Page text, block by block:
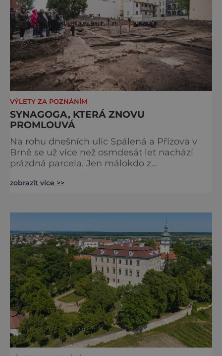
VÝLETY ZA POZNÁNÍM
SYNAGOGA, KTERÁ ZNOVU
PROMLOUVÁ
Na rohu dnešních ulic Spálená a Přízova v
Brně se už více než osmdesát let nachází
prázdná parcela. Jen málokdo z
z největších synagog v českých zemích –
Velká synagoga byla slavnostně otevřena v
roce 1856, v době, kdy se město proměňovalo
v p
zobrazit více >>